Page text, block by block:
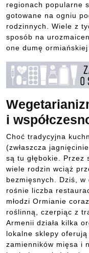
regionach popularne
gotowane na ogniu
rodzinnych. Wiele z
sposób na
one dumę ormiańskiej
i
Choć tradycyjna
(zwłaszcza
są tu głębokie. Przez
wiele rodzin wciąż
bezmięsnych. Dziś,
rośnie liczba
młodzi Ormianie
roślinną, czerpiąc z
Armenii działa kilka
lokalne sklepy
zamienników mięsa i